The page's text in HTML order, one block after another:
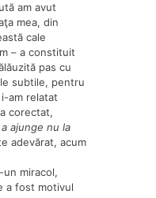
am avut
mea, din
cale
– a constituit
pas cu
subtile, pentru
am relatat
corectat,
ajunge nu la
adevărat, acum
miracol,
a fost motivul